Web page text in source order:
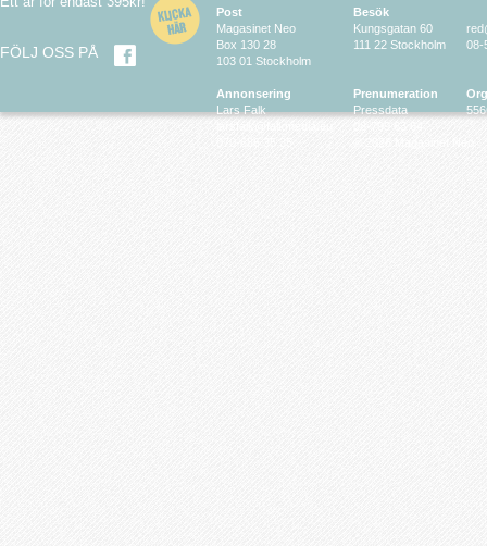
FÖLJ OSS PÅ
Post
Magasinet Neo
Box 130 28
103 01 Stockholm
Annonsering
Lars Falk
Besök
Kungsgatan 60
111 22 Stockholm
Prenumeration
Pressdata
08-